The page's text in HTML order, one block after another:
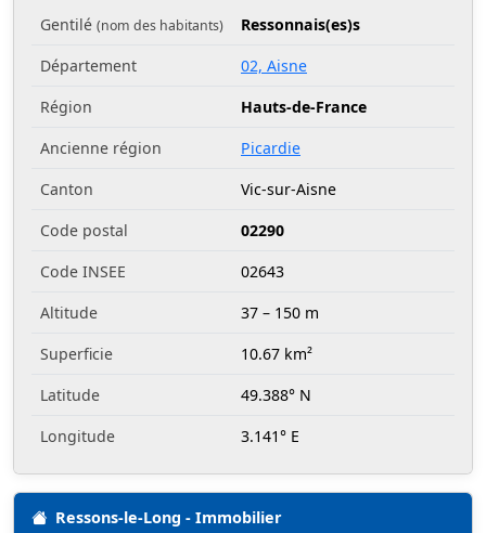
Gentilé (nom des habitants)
Ressonnais(es)s
Département
02, Aisne
Région
Hauts-de-France
Ancienne région
Picardie
Canton
Vic-sur-Aisne
Code postal
02290
Code INSEE
02643
Altitude
37 – 150 m
Superficie
10.67 km²
Latitude
49.388° N
Longitude
3.141° E
Ressons-le-Long - Immobilier